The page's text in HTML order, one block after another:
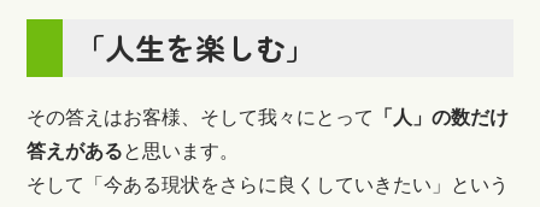
「人生を楽しむ」
その答えはお客様、そして我々にとって
「人」の数だけ
答えがあると思います。
そして「今ある現状をさらに良くしていきたい」という